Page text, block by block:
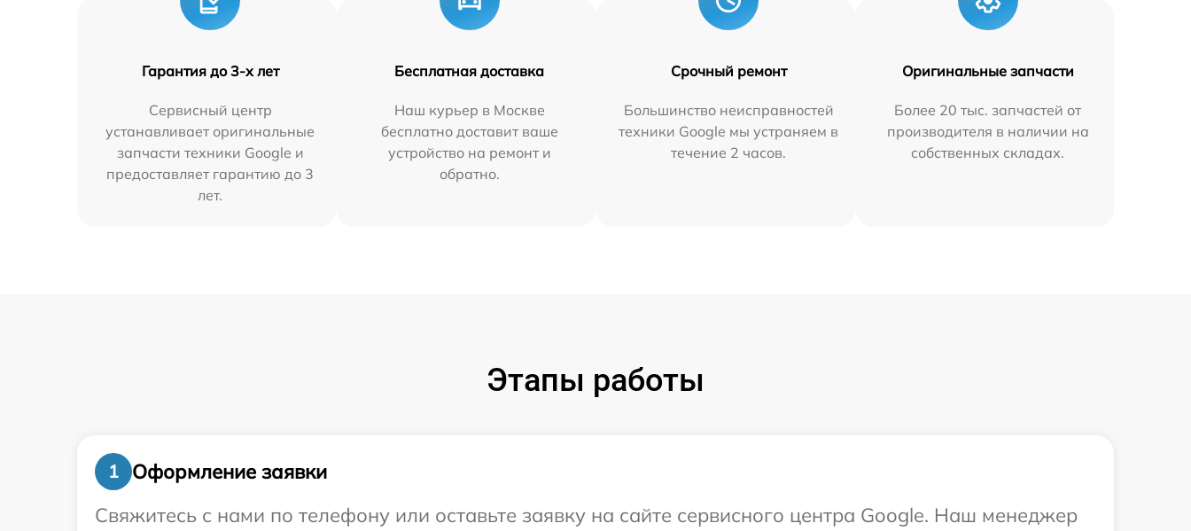
Гарантия до 3-х лет
Сервисный центр
устанавливает оригинальные
запчасти техники Google и
предоставляет гарантию до 3
лет.
Бесплатная доставка
Наш курьер в Москве
бесплатно доставит ваше
устройство на ремонт и
обратно.
Срочный ремонт
Большинство неисправностей
техники Google мы устраняем в
течение 2 часов.
Оригинальные запчасти
Более 20 тыс. запчастей от
производителя в наличии на
собственных складах.
Этапы работы
1
Оформление заявки
Свяжитесь с нами по телефону или оставьте заявку на сайте сервисного центра Google. Наш менеджер